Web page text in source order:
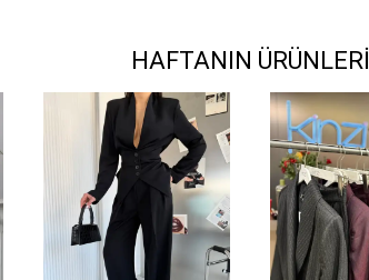
HAFTANIN ÜRÜNLERİ